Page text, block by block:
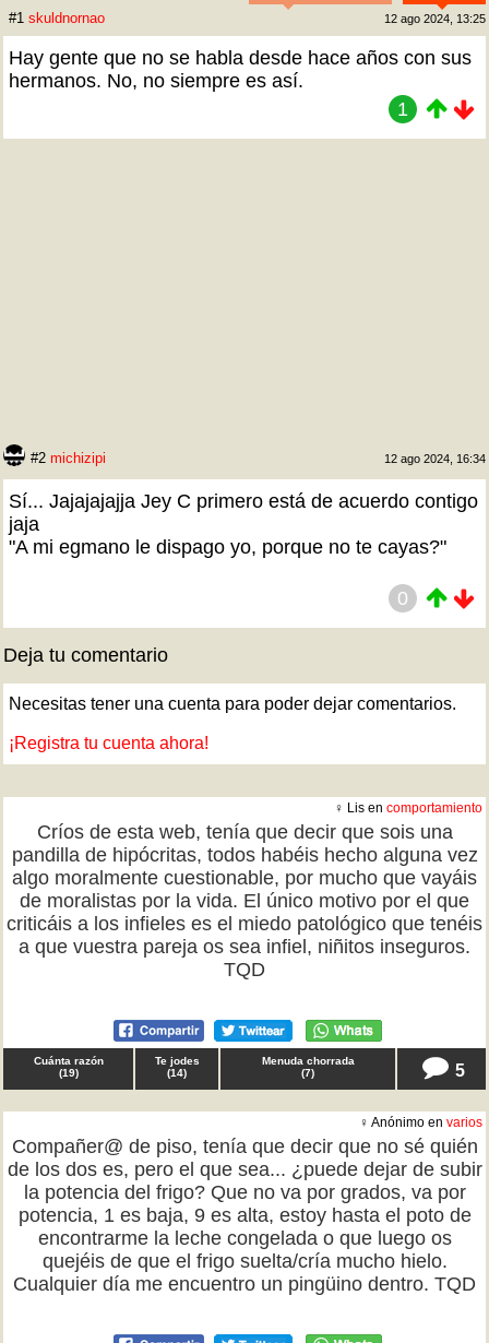
#1 skuldnornao 12 ago 2024, 13:25
Hay gente que no se habla desde hace años con sus
hermanos. No, no siempre es así.
1
#2 michizipi 12 ago 2024, 16:34
Sí... Jajajajajja Jey C primero está de acuerdo contigo
jaja
"A mi egmano le dispago yo, porque no te cayas?"
0
Deja tu comentario
Necesitas tener una cuenta para poder dejar comentarios.
¡Registra tu cuenta ahora!
♀ Lis en comportamiento
Críos de esta web, tenía que decir que sois una
pandilla de hipócritas, todos habéis hecho alguna vez
algo moralmente cuestionable, por mucho que vayáis
de moralistas por la vida. El único motivo por el que
criticáis a los infieles es el miedo patológico que tenéis
a que vuestra pareja os sea infiel, niñitos inseguros.
TQD
Cuánta razón
(19)
Te jodes
(14)
Menuda chorrada
(7) 5
♀ Anónimo en varios
Compañer@ de piso, tenía que decir que no sé quién
de los dos es, pero el que sea... ¿puede dejar de subir
la potencia del frigo? Que no va por grados, va por
potencia, 1 es baja, 9 es alta, estoy hasta el poto de
encontrarme la leche congelada o que luego os
quejéis de que el frigo suelta/cría mucho hielo.
Cualquier día me encuentro un pingüino dentro. TQD